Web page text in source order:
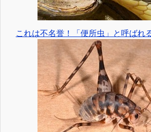
これは不名誉！「便所虫」と呼ばれ